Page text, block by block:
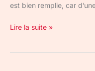
est bien remplie, car
Lire la suite »